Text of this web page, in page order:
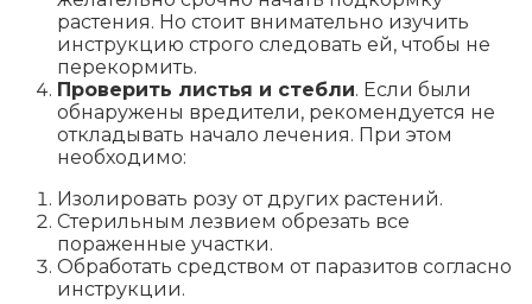
растения. Но стоит внимательно изучить
инструкцию строго следовать ей, чтобы не
перекормить.
Проверить лиcтья и стебли. Если были
обнаружены вредители, рекомендуется не
откладывать начало лечения. При этом
необходимо:
Изолировать розу от других растений.
Стерильным лезвием обрезать все
пораженные участки.
Обработать средством от паразитов согласно
инструкции.